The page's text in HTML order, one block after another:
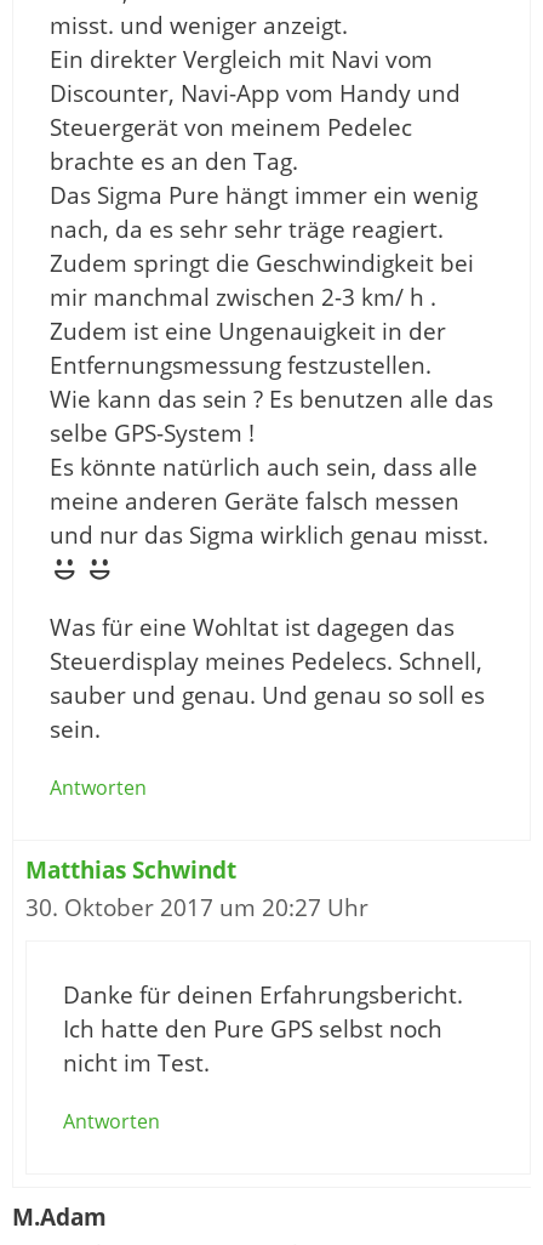
misst. und weniger anzeigt.
Ein direkter Vergleich mit Navi vom
Discounter, Navi-App vom Handy und
Steuergerät von meinem Pedelec
brachte es an den Tag.
Das Sigma Pure hängt immer ein wenig
nach, da es sehr sehr träge reagiert.
Zudem springt die Geschwindigkeit bei
mir manchmal zwischen 2-3 km/ h .
Zudem ist eine Ungenauigkeit in der
Entfernungsmessung festzustellen.
Wie kann das sein ? Es benutzen alle das
selbe GPS-System !
Es könnte natürlich auch sein, dass alle
meine anderen Geräte falsch messen
und nur das Sigma wirklich genau misst.
Was für eine Wohltat ist dagegen das
Steuerdisplay meines Pedelecs. Schnell,
sauber und genau. Und genau so soll es
sein.
Antworten
Matthias Schwindt
30. Oktober 2017 um 20:27 Uhr
Danke für deinen Erfahrungsbericht.
Ich hatte den Pure GPS selbst noch
nicht im Test.
Antworten
M.Adam